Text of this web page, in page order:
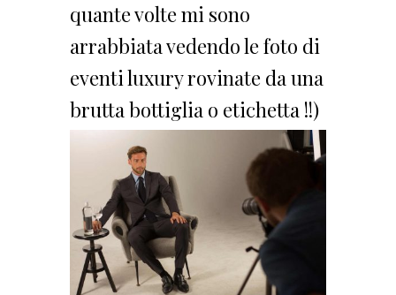
quante volte mi sono
arrabbiata vedendo le foto di
eventi luxury rovinate da una
brutta bottiglia o etichetta !!)